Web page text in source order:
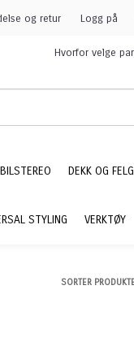
og retur Logg på
Hvorfor velge
BILSTEREO DEKK OG FELG
STYLING VERKTØY
SORTER